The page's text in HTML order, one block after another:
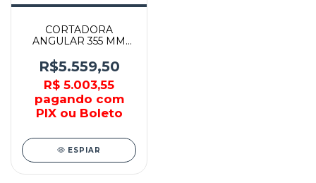
CORTADORA
ANGULAR 355 MM
R$5.559,50
R$ 5.003,55
pagando com
PIX ou Boleto
ESPIAR